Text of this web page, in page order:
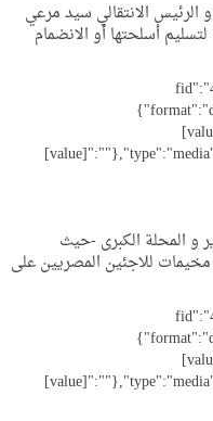
الرئيس الانتقالي سيد مرعي
أسلحتها أو الانضمام
و المحلة الكبرى -حيث
للاجئين المصريين على